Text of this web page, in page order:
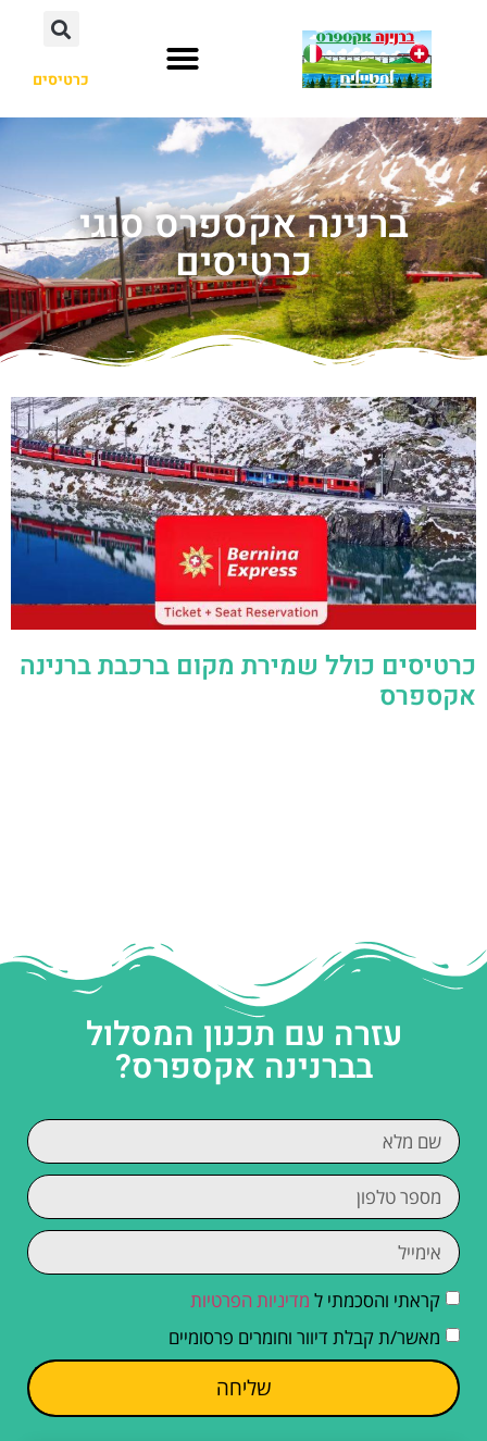
כרטיסים
ברנינה אקספרס סוגי
כרטיסים
כרטיסים כולל שמירת מקום ברכבת ברנינה
אקספרס
עזרה עם תכנון המסלול
בברנינה אקספרס?
קראתי והסכמתי ל מדיניות הפרטיות
מאשר/ת קבלת דיוור וחומרים פרסומיים
שליחה